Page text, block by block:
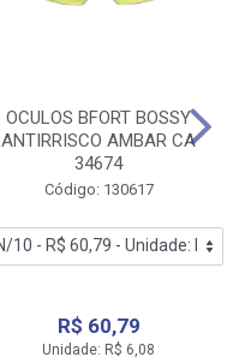
OCULOS BFORT BOSSY
ANTIRRISCO AMBAR CA
34674
Código: 130617
R$ 60,79
Unidade: R$ 6,08